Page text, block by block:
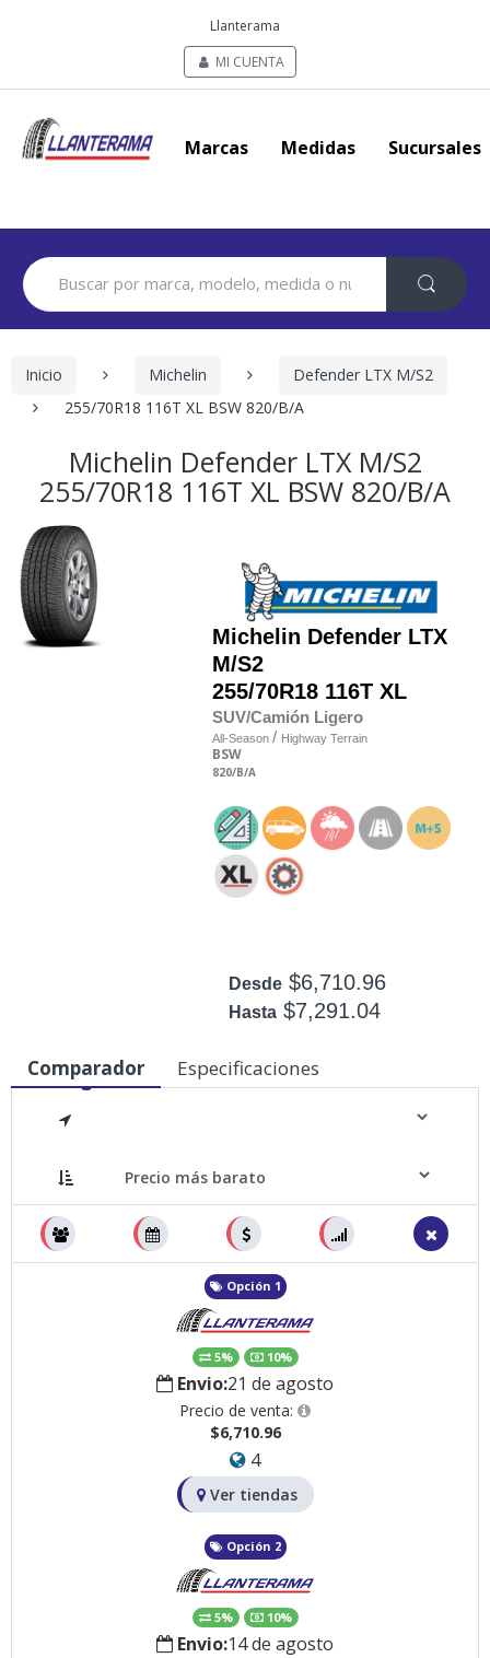
Llanterama
MI CUENTA
Marcas Medidas Sucursales
Search
for:
Inicio Michelin
Defender LTX M/S2
255/70R18 116T XL BSW 820/B/A
Michelin Defender LTX M/S2
255/70R18 116T XL BSW 820/B/A
Michelin Defender LTX
M/S2
255/70R18 116T XL
SUV/Camión Ligero
All-Season / Highway Terrain
BSW
820/B/A
Desde $6,710.96
Hasta $7,291.04
Comparador Especificaciones
Opción 1
5% 10%
Envio:21 de agosto
Precio de venta:
$6,710.96
4
Ver tiendas
Opción 2
5% 10%
Envio:14 de agosto